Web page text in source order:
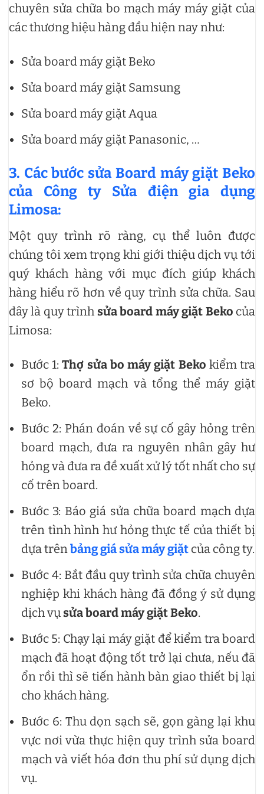
chuyên sửa chữa bo mạch máy máy giặt của
các thương hiệu hàng đầu hiện nay như:
Sửa board máy giặt Beko
Sửa board máy giặt Samsung
Sửa board máy giặt Aqua
Sửa board máy giặt Panasonic, …
3. Các bước sửa Board máy giặt Beko
của Công ty Sửa điện gia dụng
Limosa:
Một quy trình rõ ràng, cụ thể luôn được
chúng tôi xem trọng khi giới thiệu dịch vụ tới
quý khách hàng với mục đích giúp khách
hàng hiểu rõ hơn về quy trình sửa chữa. Sau
đây là quy trình sửa board máy giặt Beko của
Limosa:
Bước 1:Thợ sửa bo máy giặt Beko kiểm tra
sơ bộ board mạch và tổng thể máy giặt
Beko.
Bước 2: Phán đoán về sự cố gây hỏng trên
board mạch, đưa ra nguyên nhân gây hư
hỏng và đưa ra đề xuất xử lý tốt nhất cho sự
cố trên board.
Bước 3: Báo giá sửa chữa board mạch dựa
trên tình hình hư hỏng thực tế của thiết bị
dựa trênbảng giá sửa máy giặt của công ty.
Bước 4: Bắt đầu quy trình sửa chữa chuyên
nghiệp khi khách hàng đã đồng ý sử dụng
dịch vụsửa board máy giặt Beko.
Bước 5: Chạy lại máy giặt để kiểm tra board
mạch đã hoạt động tốt trở lại chưa, nếu đã
ổn rồi thì sẽ tiến hành bàn giao thiết bị lại
cho khách hàng.
Bước 6: Thu dọn sạch sẽ, gọn gàng lại khu
vực nơi vừa thực hiện quy trình sửa board
mạch và viết hóa đơn thu phí sử dụng dịch
vụ.